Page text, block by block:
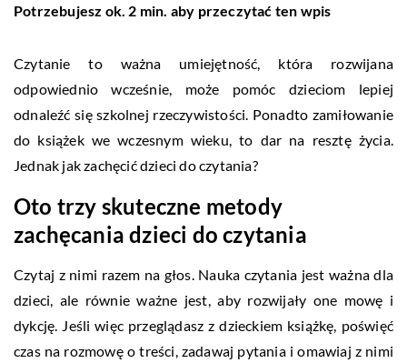
Potrzebujesz ok. 2 min. aby przeczytać ten wpis
Czytanie to ważna umiejętność, która rozwijana
odpowiednio wcześnie, może pomóc dzieciom lepiej
odnaleźć się szkolnej rzeczywistości. Ponadto zamiłowanie
do książek we wczesnym wieku, to dar na resztę życia.
Jednak jak zachęcić dzieci do czytania?
Oto trzy skuteczne metody
zachęcania dzieci do czytania
Czytaj z nimi razem na głos. Nauka czytania jest ważna dla
dzieci, ale równie ważne jest, aby rozwijały one mowę i
dykcję. Jeśli więc przeglądasz z dzieckiem książkę, poświęć
czas na rozmowę o treści, zadawaj pytania i omawiaj z nimi